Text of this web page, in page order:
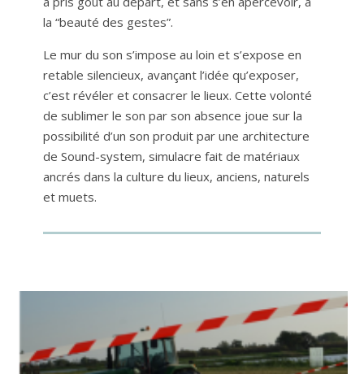
la “beauté des gestes”.
Le mur du son s’impose au loin et s’expose en
retable silencieux, avançant l’idée qu’exposer,
c’est révéler et consacrer le lieux. Cette volonté
de sublimer le son par son absence joue sur la
possibilité d’un son produit par une architecture
de Sound-system, simulacre fait de matériaux
ancrés dans la culture du lieux, anciens, naturels
et muets.